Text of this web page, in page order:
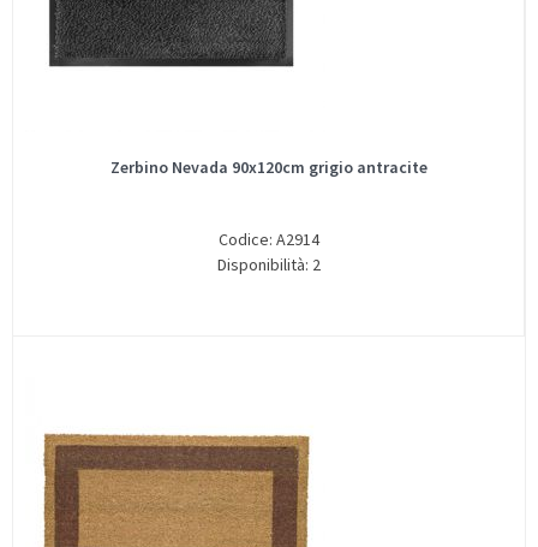
Zerbino Nevada 90x120cm grigio antracite
Codice: A2914
Disponibilità: 2